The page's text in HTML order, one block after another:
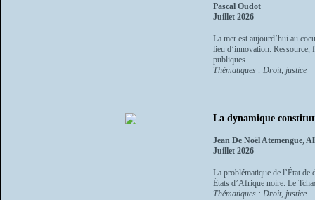
Pascal Oudot
Juillet 2026
La mer est aujourd’hui au
lieu d’innovation. Ressource,
publiques...
Thématiques : Droit, justice
La dynamique
Jean De Noël Atemengue,
Juillet 2026
La problématique de l’État
États d’Afrique noire. Le
Thématiques : Droit, justice